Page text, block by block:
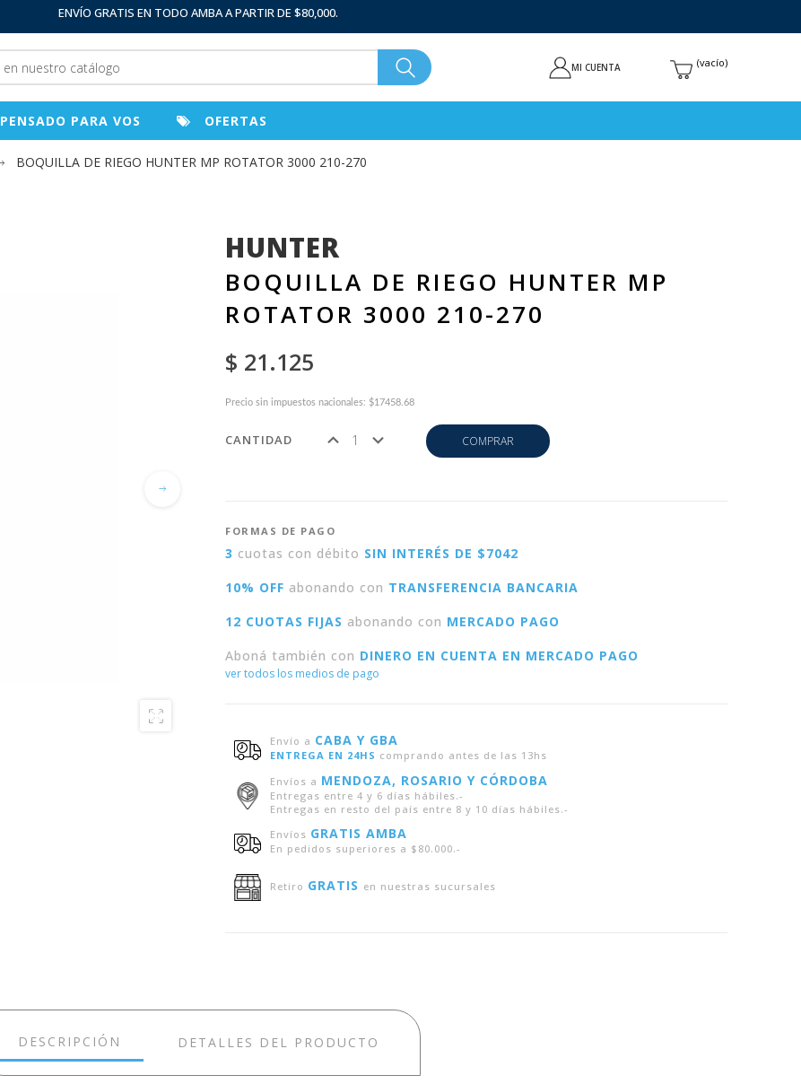
ENVÍO GRATIS EN TODO AMBA A PARTIR DE $80,000.
MI CUENTA vacío
PENSADO PARA VOS OFERTAS
BOQUILLA DE RIEGO HUNTER MP ROTATOR 3000 210-270
HUNTER
BOQUILLA DE RIEGO HUNTER MP
ROTATOR 3000 210-270
$ 21.125
Precio sin impuestos nacionales: $17458.68
CANTIDAD COMPRAR
FORMAS DE PAGO
3 cuotas con débito SIN INTERÉS DE $7042
10% OFF abonando con TRANSFERENCIA BANCARIA
12 CUOTAS FIJAS abonando con MERCADO PAGO
Aboná también con DINERO EN CUENTA EN MERCADO PAGO
ver todos los medios de pago
Envío a CABA Y GBA
ENTREGA EN 24HS comprando antes de las 13hs
Envíos a MENDOZA, ROSARIO Y CÓRDOBA
Entregas entre 4 y 6 días hábiles.-
Entregas en resto del país entre 8 y 10 días hábiles.-
Envíos GRATIS AMBA
En pedidos superiores a $80.000.-
Retiro GRATIS en nuestras sucursales
DESCRIPCIÓN DETALLES DEL PRODUCTO